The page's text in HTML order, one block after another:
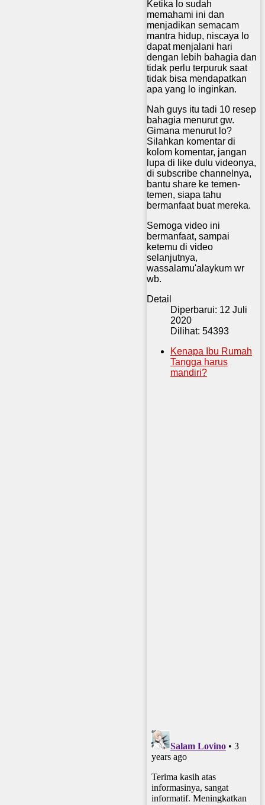
Ketika lo sudah
memahami ini dan
menjadikan semacam
mantra hidup, niscaya lo
dapat menjalani hari
dengan lebih bahagia dan
tidak perlu terpuruk saat
tidak bisa mendapatkan
apa yang lo inginkan.
Nah guys itu tadi 10 resep
bahagia menurut gw.
Gimana menurut lo?
Silahkan komentar di
kolom komentar, jangan
lupa di like dulu videonya,
di subscribe channelnya,
bantu share ke temen-
temen, siapa tahu
bermanfaat buat mereka.
Semoga video ini
bermanfaat, sampai
ketemu di video
selanjutnya,
wassalamu'alaykum wr
wb.
Detail
Diperbarui: 12 Juli
2020
Dilihat: 54393
Kenapa Ibu Rumah
Tangga harus
mandiri?